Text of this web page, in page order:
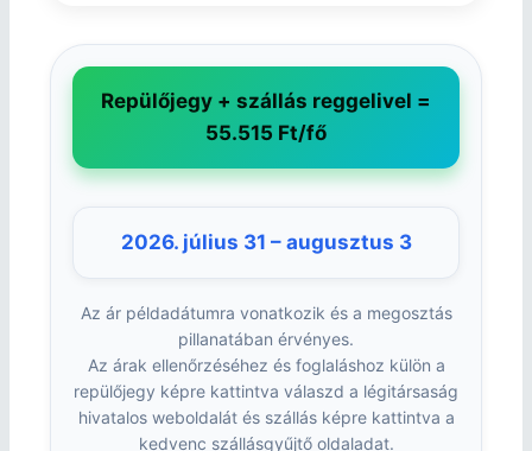
Repülőjegy + szállás reggelivel =
55.515 Ft/fő
2026. július 31 – augusztus 3
Az ár példadátumra vonatkozik és a megosztás
pillanatában érvényes.
Az árak ellenőrzéséhez és foglaláshoz külön a
repülőjegy képre kattintva válaszd a légitársaság
hivatalos weboldalát és szállás képre kattintva a
kedvenc szállásgyűjtő oldaladat.